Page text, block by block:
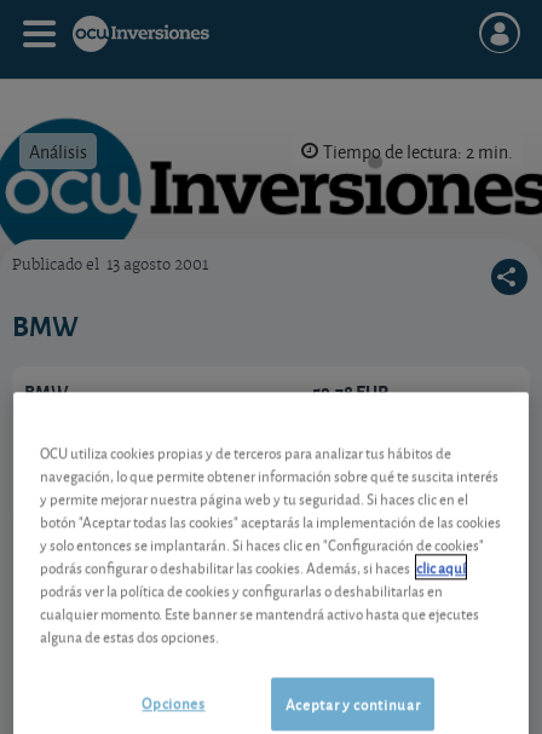
Análisis Tiempo de lectura: 2 min.
Publicado el 13 agosto 2001
BMW
BMW
07/08/2026 Fráncfort
59,78 EUR
1,16 EUR (1,98 %)
Ver detalladamente
Contenido reservado a SOCIOS
Gestiona tu dinero con visión
experta
OCU utiliza cookies propias y de terceros para analizar tus hábitos de
navegación, lo que permite obtener información sobre qué te suscita interés
y permite mejorar nuestra página web y tu seguridad. Si haces clic en el
botón "Aceptar todas las cookies" aceptarás la implementación de las cookies
y solo entonces se implantarán. Si haces clic en "Configuración de cookies"
podrás configurar o deshabilitar las cookies. Además, si haces clic aquí
podrás ver la política de cookies y configurarlas o deshabilitarlas en
cualquier momento. Este banner se mantendrá activo hasta que ejecutes
alguna de estas dos opciones.
Aceptar y continuar
Opciones